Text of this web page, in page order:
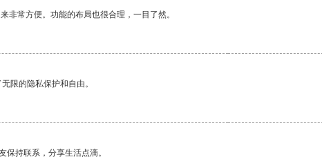
非常方便。功能的布局也很合理，一目了然。
限的隐私保护和自由。
持联系，分享生活点滴。